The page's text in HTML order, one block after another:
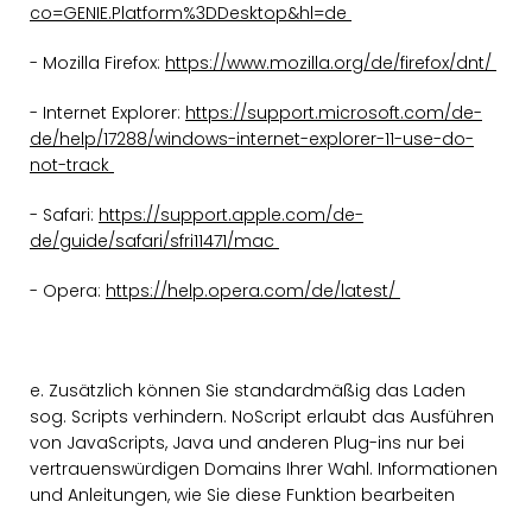
co=GENIE.Platform%3DDesktop&hl=de
- Mozilla Firefox: https://www.mozilla.org/de/firefox/dnt/
- Internet Explorer: https://support.microsoft.com/de-
de/help/17288/windows-internet-explorer-11-use-do-
not-track
- Safari: https://support.apple.com/de-
de/guide/safari/sfri11471/mac
- Opera: https://help.opera.com/de/latest/
e. Zusätzlich können Sie standardmäßig das Laden
sog. Scripts verhindern. NoScript erlaubt das Ausführen
von JavaScripts, Java und anderen Plug-ins nur bei
vertrauenswürdigen Domains Ihrer Wahl. Informationen
und Anleitungen, wie Sie diese Funktion bearbeiten